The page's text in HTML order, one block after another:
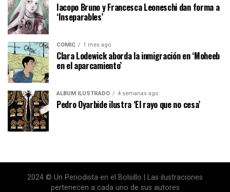
Iacopo Bruno y Francesca Leoneschi dan forma a
‘Inseparables’
CÓMIC 1 mes ago
Clara Lodewick aborda la inmigración en ‘Moheeb
en el aparcamiento’
ÁLBUM ILUSTRADO 4 semanas ago
Pedro Oyarbide ilustra ‘El rayo que no cesa’
2024 © Un Periodista en el Bolsillo | Las ilustraciones
pertenecen a cada uno de sus autores